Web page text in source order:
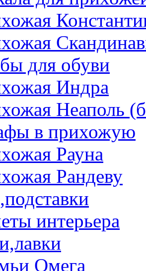
для обуви
Индра
Неаполь
в прихожую
Рауна
Рандеву
интерьера
Омега